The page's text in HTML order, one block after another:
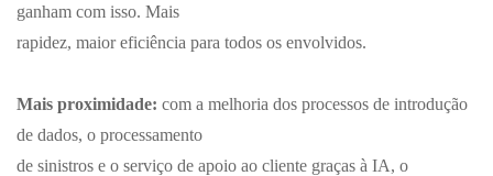
ganham com isso. Mais
rapidez, maior eficiência para todos os envolvidos.
Mais proximidade: com a melhoria dos processos de introdução
de dados, o processamento
de sinistros e o serviço de apoio ao cliente graças à IA, o